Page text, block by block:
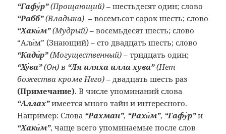
“Гафу́р” (Прощающий) – шестьдесят один; слово
“Рабб” (Владыка) – восемьсот сорок шесть; слово
“Хаки́м” (Мудрый) – восемьдесят шесть; слово
“Али́м” (Знающий) – сто двадцать шесть; слово
“Кади́р” (Могущественный) – тридцать один;
“Ху́ва” (Он) в “Ля иляха илла хува” (Нет
божества кроме Него) – двадцать шесть раз
(Примечание). В числе упоминаний слова
“Аллах”имеется много тайн и интересного.
Например: Слова “Рахман”, “Рахи́м”, “Гафу́р”и
“Хаки́м”, чаще всего упоминаемые после слов